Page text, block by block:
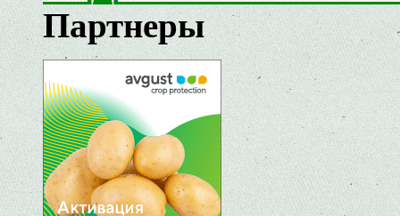
Партнеры